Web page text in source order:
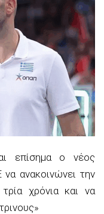
επίσημα ο νέος
ανακοινώνει την
χρόνια και να